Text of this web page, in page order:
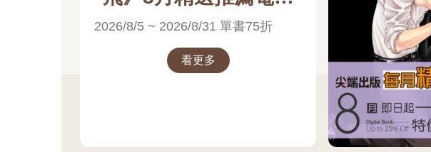
書展
2026/8/5 ~ 2026/8/31 單書75折
看更多